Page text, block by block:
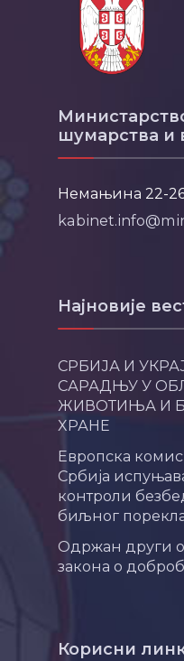
шумарства и
Немањина 22-
Најновије
СРБИЈА И
САРАДЊУ У
ЖИВОТИЊА И
ХРАНЕ
Европска
Србија
контроли
биљног
Одржан други
закона о
Корисни